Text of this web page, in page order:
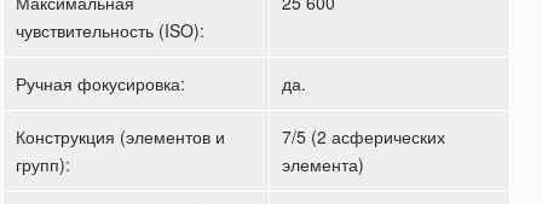
чувствительность (ISO):
Ручная фокусировка: да.
Конструкция (элементов и
групп):
7/5 (2 асферических
элемента)